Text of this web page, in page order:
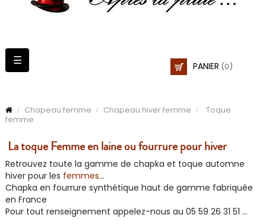
PANIER (0)
Basculer
la
☰
Chapeau femme Chapeau hiver femme
Toque
femme
La toque Femme en laine ou fourrure pour hiver
Retrouvez toute la gamme de chapka et toque automne
hiver pour les femmes...
Chapka en fourrure synthétique haut de gamme fabriquée
en France
Pour tout renseignement appelez-nous au 05 59 26 31 51 …